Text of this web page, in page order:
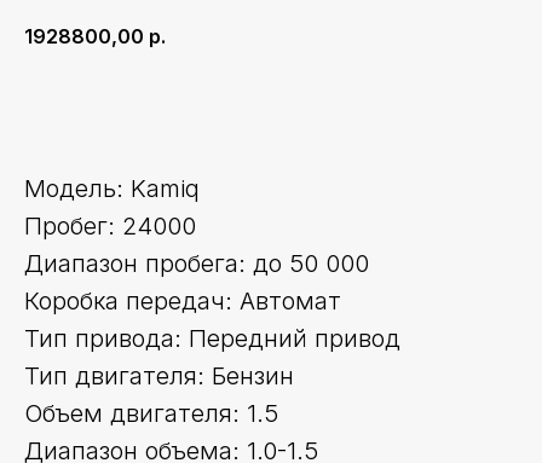
1928800,00 р.
Модель: Kamiq
Пробег: 24000
Диапазон пробега: до 50 000
Коробка передач: Автомат
Тип привода: Передний привод
Тип двигателя: Бензин
Объем двигателя: 1.5
Диапазон объема: 1.0-1.5